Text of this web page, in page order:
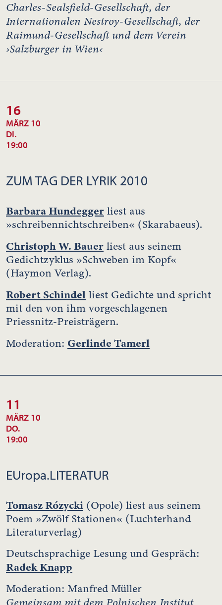
Charles-Sealsfield-Gesellschaft, der
Internationalen Nestroy-Gesellschaft, der
Raimund-Gesellschaft und dem Verein
›Salzburger in Wien‹
16
MÄRZ 10
DI.
19:00
ZUM TAG DER LYRIK 2010
Barbara Hundegger liest aus
»schreibennichtschreiben« (Skarabaeus).
Christoph W. Bauer liest aus seinem
Gedichtzyklus »Schweben im Kopf«
(Haymon Verlag).
Robert Schindel liest Gedichte und spricht
mit den von ihm vorgeschlagenen
Priessnitz-Preisträgern.
Moderation: Gerlinde Tamerl
11
MÄRZ 10
DO.
19:00
EUropa.LITERATUR
Tomasz Rózycki (Opole) liest aus seinem
Poem »Zwölf Stationen« (Luchterhand
Literaturverlag)
Deutschsprachige Lesung und Gespräch:
Radek Knapp
Moderation: Manfred Müller